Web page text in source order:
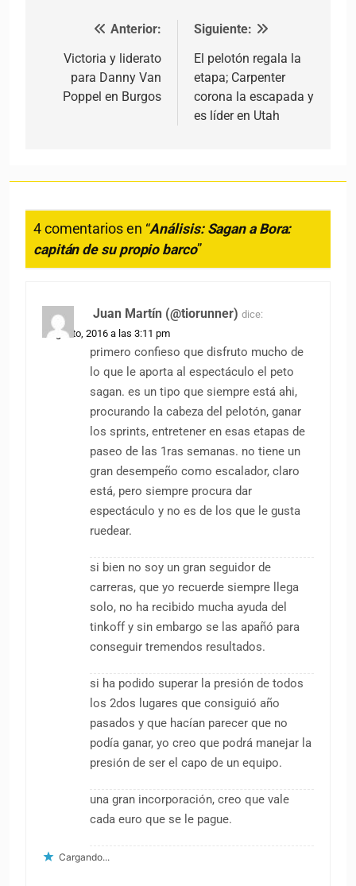
Navegación de entradas
Anterior:
Victoria y liderato
para Danny Van
Poppel en Burgos
Siguiente:
El pelotón regala la
etapa; Carpenter
corona la escapada y
es líder en Utah
4 comentarios en “Análisis: Sagan a Bora:
capitán de su propio barco”
Juan Martín (@tiorunner) dice:
2 agosto, 2016 a las 3:11 pm
primero confieso que disfruto mucho de
lo que le aporta al espectáculo el peto
sagan. es un tipo que siempre está ahi,
procurando la cabeza del pelotón, ganar
los sprints, entretener en esas etapas de
paseo de las 1ras semanas. no tiene un
gran desempeño como escalador, claro
está, pero siempre procura dar
espectáculo y no es de los que le gusta
ruedear.
si bien no soy un gran seguidor de
carreras, que yo recuerde siempre llega
solo, no ha recibido mucha ayuda del
tinkoff y sin embargo se las apañó para
conseguir tremendos resultados.
si ha podido superar la presión de todos
los 2dos lugares que consiguió año
pasados y que hacían parecer que no
podía ganar, yo creo que podrá manejar la
presión de ser el capo de un equipo.
una gran incorporación, creo que vale
cada euro que se le pague.
Cargando...